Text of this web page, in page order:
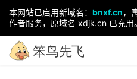
本网站已启用新域名： bnxf.cn，
作者服务，原域名 xdjk.cn 已充用。